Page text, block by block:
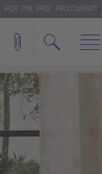
FOR THE 'PRO': PRO.DURAVIT